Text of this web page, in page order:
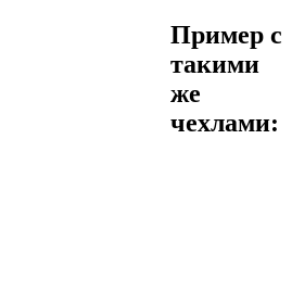
Пример с
такими
же
чехлами: